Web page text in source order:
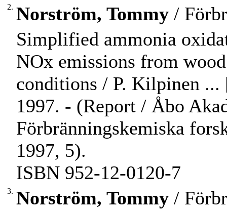
2. Norström, Tommy /
Simplified ammonia
NOx emissions from
conditions / P. Kilpinen
1997. - (Report / Åbo
Förbränningskemiska
1997, 5).
ISBN 952-12-0120-7
3. Norström, Tommy /